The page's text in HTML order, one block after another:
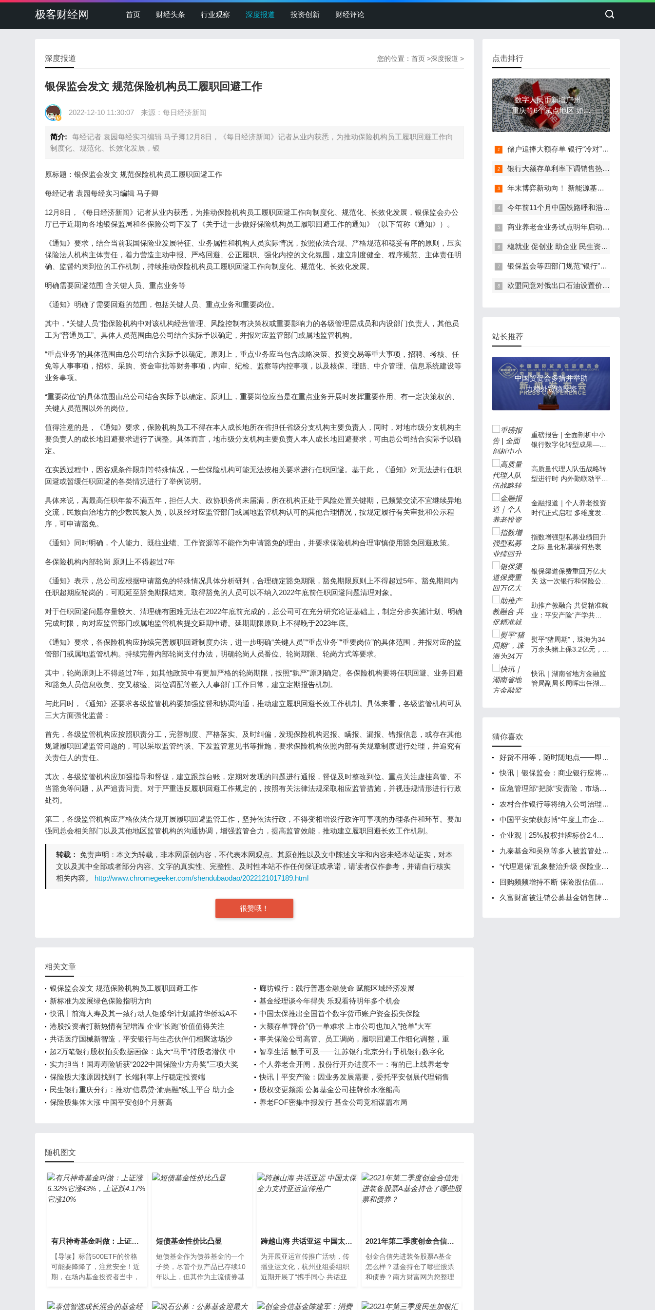
极客财经网 首页 财经头条 行业观察 深度报道 投资创新 财经评论
您的位置： 首页 >深度报道 >
深度报道
银保监会发文 规范保险机构员工履职回避工作
2022-12-10 11:30:07 来源：每日经济新闻
简介:
每经记者 袁园每经实习编辑 马子卿12月8日，《每日经济新闻》记者从业内获悉，为推动保险机构员工履职回避工作向
制度化、规范化、长效化发展，银
原标题：银保监会发文 规范保险机构员工履职回避工作
每经记者 袁园每经实习编辑 马子卿
12月8日，《每日经济新闻》记者从业内获悉，为推动保险机构员工履职回避工作向制度化、规范化、长效化发展，银保监会办公
厅已于近期向各地银保监局和各保险公司下发了《关于进一步做好保险机构员工履职回避工作的通知》（以下简称《通知》）。
《通知》要求，结合当前我国保险业发展特征、业务属性和机构人员实际情况，按照依法合规、严格规范和稳妥有序的原则，压实
保险法人机构主体责任，着力营造主动申报、严格回避、公正履职、强化内控的文化氛围，建立制度健全、程序规范、主体责任明
确、监督约束到位的工作机制，持续推动保险机构员工履职回避工作向制度化、规范化、长效化发展。
明确需要回避范围 含关键人员、重点业务等
《通知》明确了需要回避的范围，包括关键人员、重点业务和重要岗位。
其中，“关键人员”指保险机构中对该机构经营管理、风险控制有决策权或重要影响力的各级管理层成员和内设部门负责人，其他员
工为“普通员工”。具体人员范围由总公司结合实际予以确定，并报对应监管部门或属地监管机构。
“重点业务”的具体范围由总公司结合实际予以确定。原则上，重点业务应当包含战略决策、投资交易等重大事项，招聘、考核、任
免等人事事项，招标、采购、资金审批等财务事项，内审、纪检、监察等内控事项，以及核保、理赔、中介管理、信息系统建设等
业务事项。
“重要岗位”的具体范围由总公司结合实际予以确定。原则上，重要岗位应当是在重点业务开展时发挥重要作用、有一定决策权的、
关键人员范围以外的岗位。
值得注意的是，《通知》要求，保险机构员工不得在本人成长地所在省担任省级分支机构主要负责人，同时，对地市级分支机构主
要负责人的成长地回避要求进行了调整。具体而言，地市级分支机构主要负责人本人成长地回避要求，可由总公司结合实际予以确
定。
在实践过程中，因客观条件限制等特殊情况，一些保险机构可能无法按相关要求进行任职回避。基于此，《通知》对无法进行任职
回避或暂缓任职回避的各类情况进行了举例说明。
具体来说，离最高任职年龄不满五年，担任人大、政协职务尚未届满，所在机构正处于风险处置关键期，已频繁交流不宜继续异地
交流，民族自治地方的少数民族人员，以及经对应监管部门或属地监管机构认可的其他合理情况，按规定履行有关审批和公示程
序，可申请豁免。
《通知》同时明确，个人能力、既往业绩、工作资源等不能作为申请豁免的理由，并要求保险机构合理审慎使用豁免回避政策。
各保险机构内部轮岗 原则上不得超过7年
《通知》表示，总公司应根据申请豁免的特殊情况具体分析研判，合理确定豁免期限，豁免期限原则上不得超过5年。豁免期间内
任职超期应轮岗的，可顺延至豁免期限结束。取得豁免的人员可以不纳入2022年底前任职回避问题清理对象。
对于任职回避问题存量较大、清理确有困难无法在2022年底前完成的，总公司可在充分研究论证基础上，制定分步实施计划、明确
完成时限，向对应监管部门或属地监管机构提交延期申请。延期期限原则上不得晚于2023年底。
《通知》要求，各保险机构应持续完善履职回避制度办法，进一步明确“关键人员”“重点业务”“重要岗位”的具体范围，并报对应的监
管部门或属地监管机构。持续完善内部轮岗支付办法，明确轮岗人员番位、轮岗期限、轮岗方式等要求。
其中，轮岗原则上不得超过7年，如其他政策中有更加严格的轮岗期限，按照“孰严”原则确定。各保险机构要将任职回避、业务回避
和豁免人员信息收集、交叉核验、岗位调配等嵌入人事部门工作日常，建立定期报告机制。
与此同时，《通知》还要求各级监管机构要加强监督和协调沟通，推动建立履职回避长效工作机制。具体来看，各级监管机构可从
三大方面强化监督：
首先，各级监管机构应按照职责分工，完善制度、严格落实、及时纠偏，发现保险机构迟报、瞒报、漏报、错报信息，或存在其他
规避履职回避监管问题的，可以采取监管约谈、下发监管意见书等措施，要求保险机构依照内部有关规章制度进行处理，并追究有
关责任人的责任。
其次，各级监管机构应加强指导和督促，建立跟踪台账，定期对发现的问题进行通报，督促及时整改到位。重点关注虚挂高管、不
当豁免等问题，从严追责问责。对于严重违反履职回避工作规定的，按照有关法律法规采取相应监管措施，并视违规情形进行行政
处罚。
第三，各级监管机构应严格依法合规开展履职回避监管工作，坚持依法行政，不得变相增设行政许可事项的办理条件和环节。要加
强同总会相关部门以及其他地区监管机构的沟通协调，增强监管合力，提高监管效能，推动建立履职回避长效工作机制。
转载： 免责声明：本文为转载，非本网原创内容，不代表本网观点。其原创性以及文中陈述文字和内容未经本站证实，对本
文以及其中全部或者部分内容、文字的真实性、完整性、及时性本站不作任何保证或承诺，请读者仅作参考，并请自行核实
相关内容。 http://www.chromegeeker.com/shendubaodao/2022121017189.html
很赞哦！
相关文章
银保监会发文 规范保险机构员工履职回避工作
廊坊银行：践行普惠金融使命 赋能区域经济发展
新标准为发展绿色保险指明方向
基金经理谈今年得失 乐观看待明年多个机会
快讯丨前海人寿及其一致行动人钜盛华计划减持华侨城A不
超过2%股份
中国太保推出全国首个数字货币账户资金损失保险
港股投资者打新热情有望增温 企业“长跑”价值值得关注
大额存单“降价”仍一单难求 上市公司也加入“抢单”大军
共话医疗国械新智造，平安银行与生态伙伴们相聚这场沙
龙！
事关保险公司高管、员工调岗，履职回避工作细化调整，重
点业务、特殊情况有新要求
超2万笔银行股权拍卖数据画像：庞大“马甲”持股者潜伏 中
小银行股权乱象亟待治理
智享生活 触手可及——江苏银行北京分行手机银行数字化
转型显成效
实力担当！国寿寿险斩获“2022中国保险业方舟奖”三项大奖
个人养老金开闸，股份行开办进度不一：有的已上线养老专
属存款，有的预计明年才能正式开户
保险股大涨原因找到了 长端利率上行稳定投资端
快讯丨平安产险：因业务发展需要，委托平安创展代理销售
公司保险产品
民生银行重庆分行：推动“信易贷·渝惠融”线上平台 助力企
业复工复产
股权变更频频 公募基金公司挂牌价水涨船高
保险股集体大涨 中国平安创8个月新高
养老FOF密集申报发行 基金公司竞相谋篇布局
随机图文
有只神奇基金叫做：上证涨6.32%它涨43%，上证跌4.17%它涨10%
【导读】标普500ETF的价格
可能要降降了，注意安全！近
期，在场内基金投资者当中，
为
短债基金性价比凸显
短债基金作为债券基金的一个
子类，尽管个别产品已存续10
年以上，但其作为主流债券基
的货
跨越山海 共话亚运 中国太保全力支持亚运宣传推广
为开展亚运宣传推广活动，传
播亚运文化，杭州亚组委组织
近期开展了“携手同心 共话亚
2021年第二季度创金合信先进装备股票A基金持仓了哪些股票和债券？
创金合信先进装备股票A基金
怎么样？基金持仓了哪些股票
和债券？南方财富网为您整理
家...
点击排行
数字人民币新增广州、
重庆等6个试点地区 如何
破解发展新问题？
储户追捧大额存单 银行“冷对”需求设门槛
银行大额存单利率下调销售热度不减 专家称未来或将保持稳健增长
年末博弈新动向！ 新能源基金经理变消费股“调研劳模”
今年前11个月中国铁路呼和浩特局累计发运货物2.4亿吨
商业养老金业务试点明年启动 养老“第三支柱”再增动力
稳就业 促创业 助企业 民生资金直达快达
银保监会等四部门规范“银行”字样使用
欧盟同意对俄出口石油设置价格上限
站长推荐
中国贸促会多措并举助
力稳外贸稳投资
重磅报告 | 全面剖析中小
银行数字化转型成果——
研究报告（2022）》权威
发布
高质量代理人队伍战略转
型进行时 内外勤联动平台
金融报道｜个人养老投资
时代正式启程 多维度发力
指数增强型私募业绩回升
之际 量化私募缘何热衷发
银保渠道保费重回万亿大
关 这一次银行和保险公司
和价值？
助推产教融合 共促精准就
业：平安产险“产学共
熨平“猪周期”，珠海为34
万余头猪上保3.2亿元，保
快讯｜湖南省地方金融监
管局副局长周晖出任湖南
猜你喜欢
好货不用等，随时随地点——即时零售 风口已至
快讯｜银保监会：商业银行应将表外业务纳入全面风险管理体系
应急管理部“把脉”安责险，市场化发展如何再进一步
农村合作银行等将纳入公司治理监管评估，银保监会：坚决防止机构“带病运行”
​中国平安荣获彭博“年度上市企业2022”大奖
企业观｜25%股权挂牌标价2.4亿 晋商消金第二大股东有意清仓
九泰基金和吴刚等多人被监管处罚 九泰基金最新回应
“代理退保”乱象整治升级 保险业从销售源头做好规范
回购频频增持不断 保险股估值修复十分明显
久富财富被注销公募基金销售牌照，近年屡遭处罚